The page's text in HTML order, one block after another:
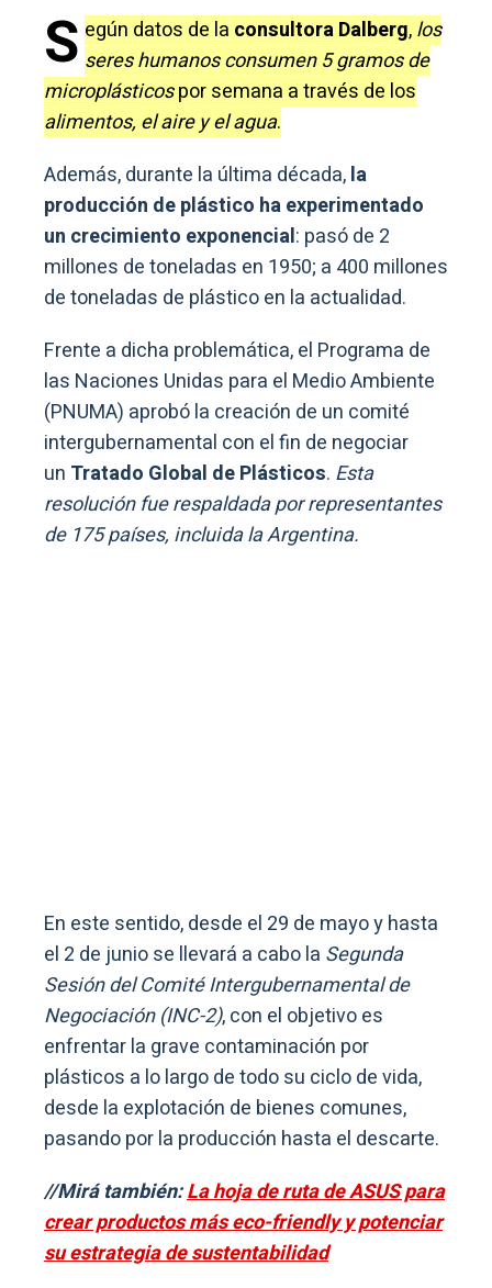
S egún datos de la consultora Dalberg,los
seres humanos consumen 5 gramos de
microplásticospor semana a través de los
alimentos, el aire y el agua.
Además, durante la última década,la
producción de plástico ha experimentado
un crecimiento exponencial: pasó de 2
millones de toneladas en 1950; a 400 millones
de toneladas de plástico en la actualidad.
Frente a dicha problemática, el Programa de
las Naciones Unidas para el Medio Ambiente
(PNUMA) aprobó la creación de un comité
intergubernamental con el fin de negociar
un Tratado Global de Plásticos. Esta
resolución fue respaldada por representantes
de 175 países, incluida la Argentina.
En este sentido, desde el 29 de mayo y hasta
el 2 de junio se llevará a cabo la Segunda
Sesión del Comité Intergubernamental de
Negociación (INC-2), con el objetivo es
enfrentar la grave contaminación por
plásticos a lo largo de todo su ciclo de vida,
desde la explotación de bienes comunes,
pasando por la producción hasta el descarte.
//Mirá también:La hoja de ruta de ASUS para
crear productos más eco-friendly y potenciar
su estrategia de sustentabilidad